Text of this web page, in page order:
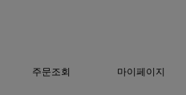
주문조회 마이페이지